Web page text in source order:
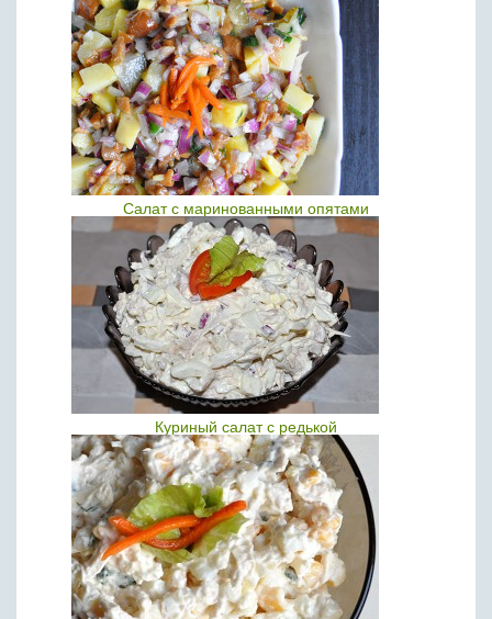
Салат с маринованными опятами
Куриный салат с редькой